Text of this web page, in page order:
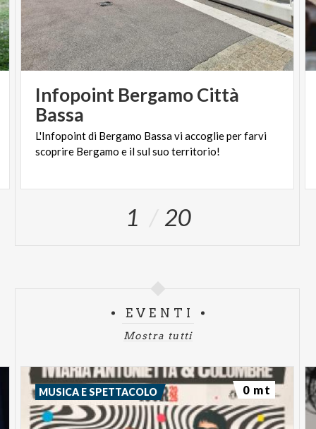
Infopoint Bergamo Città
Bassa
L'Infopointdi Bergamo Bassaviaccoglieperfarvi
scoprire Bergamo e ilsulsuo territorio!
1 20
EVENTI
Mostra tutti
MUSICA E SPETTACOLO 0 mt